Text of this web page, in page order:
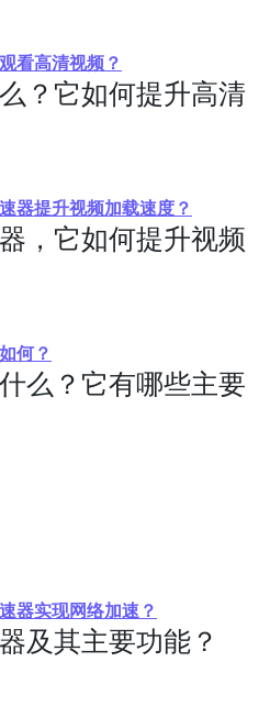
看高清视频？
？它如何提升高清
器提升视频加载速度？
，它如何提升视频
何？
么？它有哪些主要
器实现网络加速？
及其主要功能？